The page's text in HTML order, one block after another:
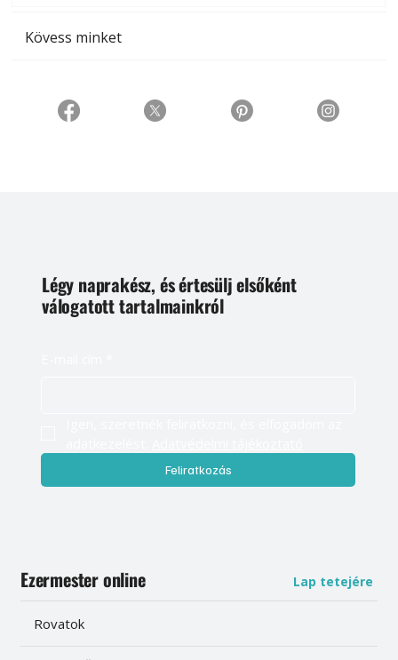
Kövess minket
Légy naprakész, és értesülj elsőként
válogatott tartalmainkról
Feliratkozás
Ezermester online Lap tetejére
Rovatok